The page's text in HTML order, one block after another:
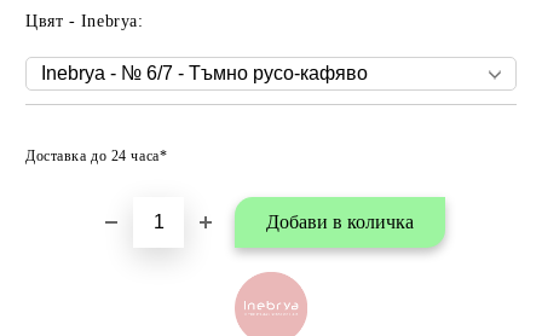
Цвят - Inebrya:
Доставка до 24 часа*